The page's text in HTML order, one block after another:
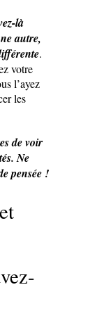
là
autre,
.
votre
l’ayez
les
de voir
Ne
pensée !